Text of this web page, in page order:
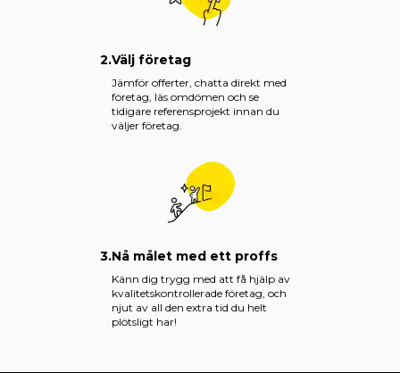
2.Välj företag
Jämför offerter, chatta direkt med
företag, läs omdömen och se
tidigare referensprojekt innan du
väljer företag.
3.Nå målet med ett proffs
Känn dig trygg med att få hjälp av
kvalitetskontrollerade företag, och
njut av all den extra tid du helt
plötsligt har!